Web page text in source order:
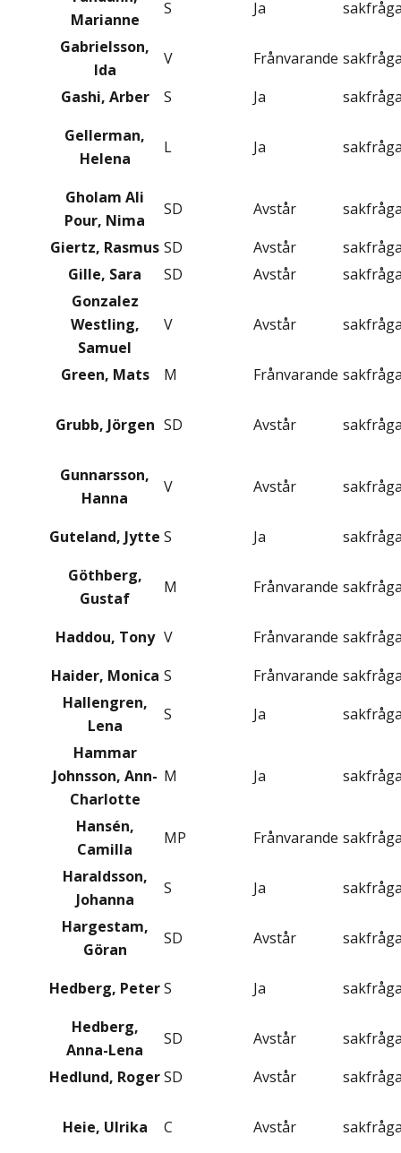
Marianne
S Ja
Gabrielsson,
Ida
V Frånvarande
Gashi, Arber
S Ja
Gellerman,
Helena
L Ja
Gholam Ali
Pour, Nima
SD Avstår
Giertz, Rasmus SD Avstår
Gille, Sara
SD Avstår
Gonzalez
Westling,
Samuel
V Avstår
Green, Mats M Frånvarande
Grubb, Jörgen SD Avstår
Gunnarsson,
Hanna
V Avstår
Guteland, Jytte S Ja
Göthberg,
Gustaf
M Frånvarande
Haddou, Tony V Frånvarande
Haider, Monica S Frånvarande
Hallengren,
Lena
S Ja
Hammar
Johnsson, Ann-
Charlotte
M Ja
Hansén,
Camilla
MP Frånvarande
Haraldsson,
Johanna
S Ja
Hargestam,
Göran
SD Avstår
Hedberg, PeterS Ja
Hedberg,
Anna-Lena
SD Avstår
Hedlund, RogerSD Avstår
Heie, Ulrika C Avstår